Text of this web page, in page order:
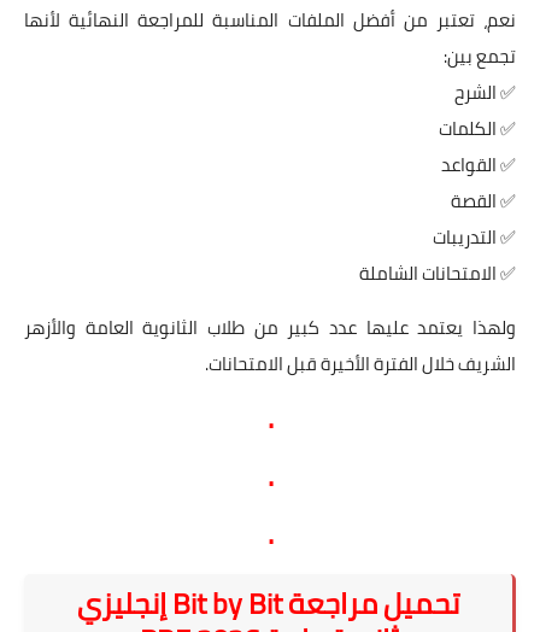
نعم، تعتبر من أفضل الملفات المناسبة للمراجعة النهائية لأنها
تجمع بين:
✅ الشرح
✅ الكلمات
✅ القواعد
✅ القصة
✅ التدريبات
✅ الامتحانات الشاملة
ولهذا يعتمد عليها عدد كبير من طلاب الثانوية العامة والأزهر
الشريف خلال الفترة الأخيرة قبل الامتحانات.
.
.
.
تحميل مراجعة Bit by Bit إنجليزي